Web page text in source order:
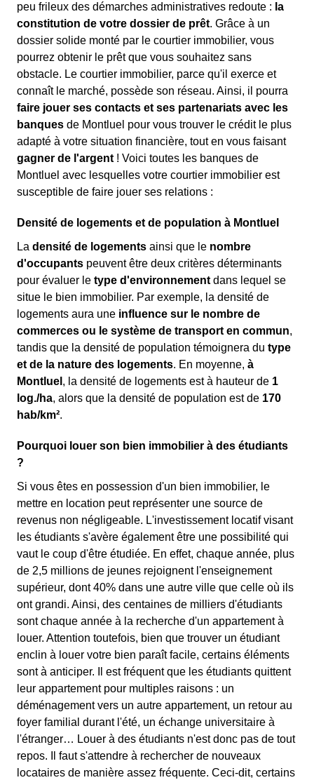
peu frileux des démarches administratives redoute : la
constitution de votre dossier de prêt. Grâce à un
dossier solide monté par le courtier immobilier, vous
pourrez obtenir le prêt que vous souhaitez sans
obstacle. Le courtier immobilier, parce qu'il exerce et
connaît le marché, possède son réseau. Ainsi, il pourra
faire jouer ses contacts et ses partenariats avec les
banques de Montluel pour vous trouver le crédit le plus
adapté à votre situation financière, tout en vous faisant
gagner de l'argent ! Voici toutes les banques de
Montluel avec lesquelles votre courtier immobilier est
susceptible de faire jouer ses relations :
Densité de logements et de population à Montluel
La densité de logements ainsi que le nombre
d'occupants peuvent être deux critères déterminants
pour évaluer le type d'environnement dans lequel se
situe le bien immobilier. Par exemple, la densité de
logements aura une influence sur le nombre de
commerces ou le système de transport en commun,
tandis que la densité de population témoignera du type
et de la nature des logements. En moyenne, à
Montluel , la densité de logements est à hauteur de 1
log./ha, alors que la densité de population est de 170
hab/km².
Pourquoi louer son bien immobilier à des étudiants
?
Si vous êtes en possession d'un bien immobilier, le
mettre en location peut représenter une source de
revenus non négligeable. L'investissement locatif visant
les étudiants s'avère également être une possibilité qui
vaut le coup d'être étudiée. En effet, chaque année, plus
de 2,5 millions de jeunes rejoignent l'enseignement
supérieur, dont 40% dans une autre ville que celle où ils
ont grandi. Ainsi, des centaines de milliers d'étudiants
sont chaque année à la recherche d'un appartement à
louer. Attention toutefois, bien que trouver un étudiant
enclin à louer votre bien paraît facile, certains éléments
sont à anticiper. Il est fréquent que les étudiants quittent
leur appartement pour multiples raisons : un
déménagement vers un autre appartement, un retour au
foyer familial durant l'été, un échange universitaire à
l'étranger… Louer à des étudiants n'est donc pas de tout
repos. Il faut s'attendre à rechercher de nouveaux
locataires de manière assez fréquente. Ceci-dit, certains